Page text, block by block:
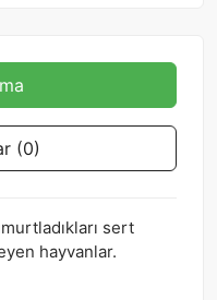
(0)
sert
hayvanlar.